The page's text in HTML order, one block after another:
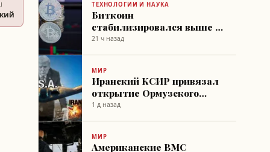
ТЕХНОЛОГИИ И НАУКА
Биткоин
стабилизировался выше 64
тыс. долларов на фоне
21 ч назад
МИР
Иранский КСИР привязал
открытие Ормузского
пролива к «добрым
1 д назад
МИР
Американские ВМС